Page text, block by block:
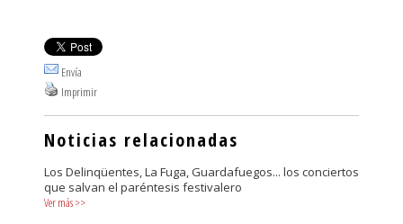
Envía
Imprimir
Noticias relacionadas
Los Delinqüentes, La Fuga, Guardafuegos... los conciertos
que salvan el paréntesis festivalero
Ver más>>